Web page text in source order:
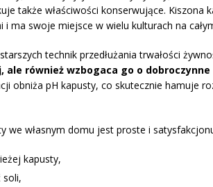
także właściwości konserwujące. Kiszona
ma swoje miejsce w wielu kulturach na
technik przedłużania trwałości
ale również wzbogaca go o
obniża pH kapusty, co skutecznie hamuje
we własnym domu jest proste i
kapusty,
soli,